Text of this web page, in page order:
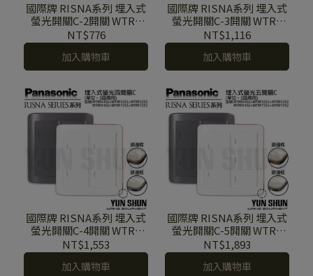
國際牌 RISNA系列 埋入式
螢光開關C-2開關 WTRF
5252 W/H (110V) WTRF
7252 W/H (220V) 附蓋板
NT$776
加入購物車
國際牌 RISNA系列 埋入式
螢光開關C-3開關 WTRF
5352 W/H (110V) WTRF
7352 W/H (220V) 附蓋板
NT$1,116
加入購物車
國際牌 RISNA系列 埋入式
螢光開關C-4開關 WTRF
5252 W/Hx2 (110V) WTRF
7252 W/Hx2 (220V) 附蓋板
NT$1,553
加入購物車
國際牌 RISNA系列 埋入式
螢光開關C-5開關 WTRF
5252 + 5352 W/H (110V)
WTRF 7252 + 7352 W/H
(220V) 附蓋板
NT$1,893
加入購物車